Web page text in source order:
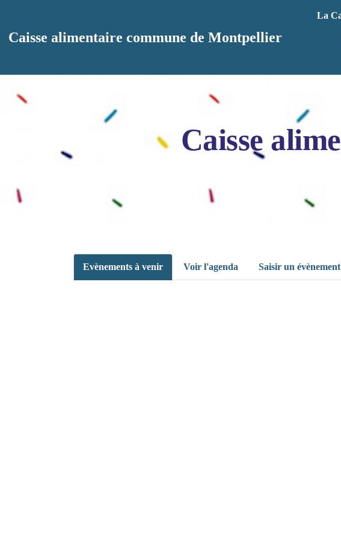
Caisse alimentaire commune de Montpellier
La
Caisse
Evènements à venir Voir l'agenda Saisir un